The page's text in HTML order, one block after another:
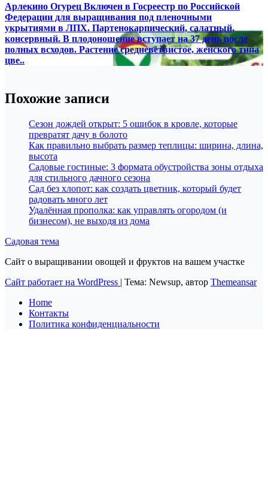
Арлекино Огурец Включен в Госреестр по Российской
Федерации для выращивания под пленочными
укрытиями в ЛПХ. Партенокарпический, салатный,
консервный. В плодоношение вступает на 37 день после
полных всходов. Растение средневетвистое, женского типа
цве..
Похожие записи
Сезон дождей открыт: 5 ошибок в кровле, которые
превратят дачу в болото
Как правильно выбрать размер теплицы: ширина, длина,
высота
Садовые гостиные: 3 формата обустройства зоны отдыха
для стильного дачного сезона
Сад без хлопот: как создать цветник, который будет
радовать много лет
Удалённая прополка: как управлять огородом (и
бизнесом), не выходя из дома
Садовая тема
Сайт о выращивании овощей и фруктов на вашем участке
Сайт работает на WordPress | Тема: Newsup, автор Themeansar
Home
Контакты
Политика конфиденциальности